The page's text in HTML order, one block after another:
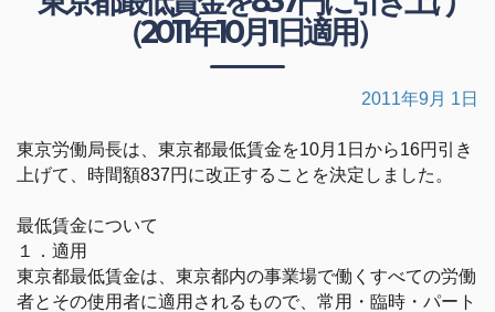
（2011年10月1日適用）
2011年9月 1日
東京労働局長は、東京都最低賃金を10月1日から16円引き
上げて、時間額837円に改正することを決定しました。
最低賃金について
１．適用
東京都最低賃金は、東京都内の事業場で働くすべての労働
者とその使用者に適用されるもので、常用・臨時・パート